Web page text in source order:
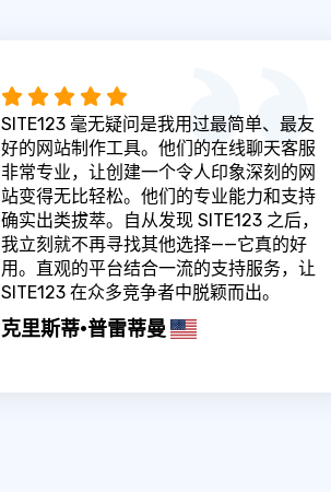
SITE123 毫无疑问是我用过最简单、最友
好的网站制作工具。他们的在线聊天客服
非常专业，让创建一个令人印象深刻的网
站变得无比轻松。他们的专业能力和支持
确实出类拔萃。自从发现 SITE123 之后，
我立刻就不再寻找其他选择——它真的好
用。直观的平台结合一流的支持服务，让
SITE123 在众多竞争者中脱颖而出。
克里斯蒂·普雷蒂曼